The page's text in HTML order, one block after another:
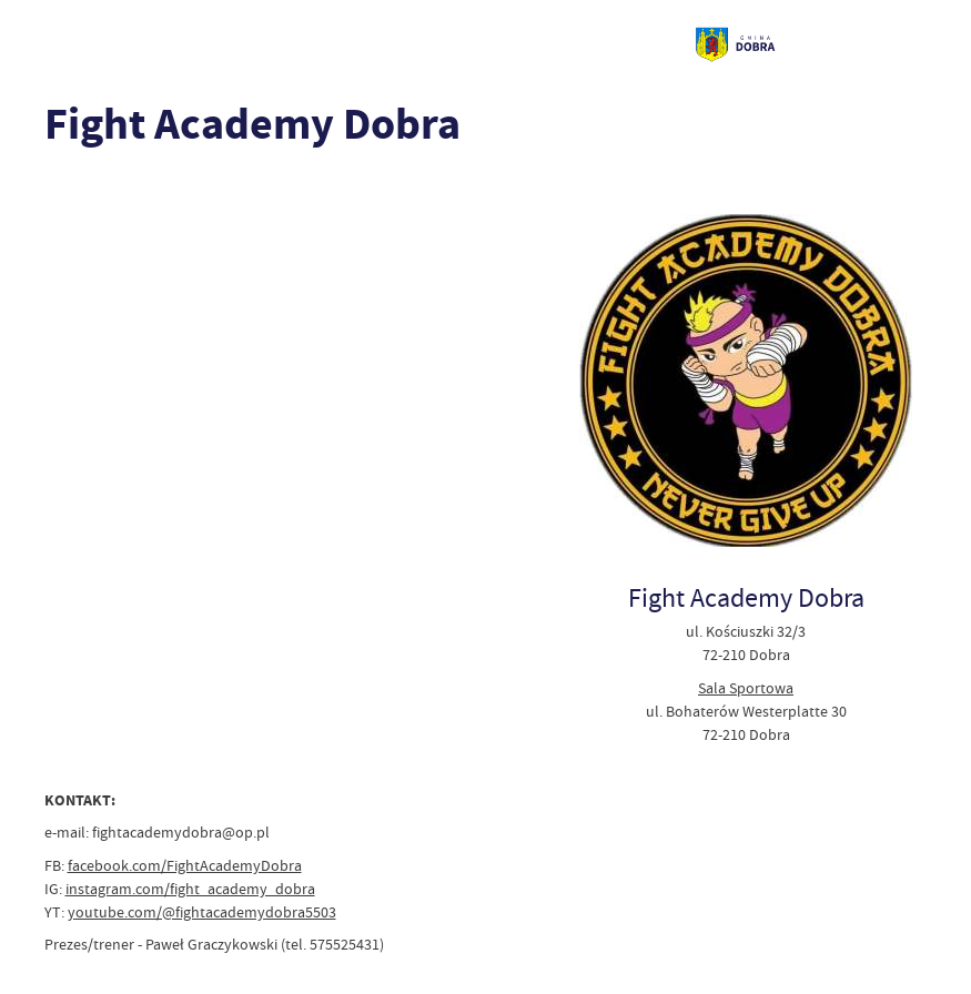
Fight Academy Dobra
Fight Academy Dobra
ul. Kościuszki 32/3
72-210 Dobra
Sala Sportowa
ul. Bohaterów Westerplatte 30
72-210 Dobra
KONTAKT:
e-mail: fightacademydobra@op.pl
FB:facebook.com/FightAcademyDobra
IG: instagram.com/fight_academy_dobra
YT:youtube.com/@fightacademydobra5503
Prezes/trener - Paweł Graczykowski (tel. 575525431)